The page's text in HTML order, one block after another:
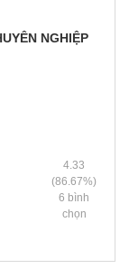
NGHIỆP
4.33
(86.67%)
6 bình
chọn